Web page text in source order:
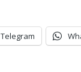
Telegram